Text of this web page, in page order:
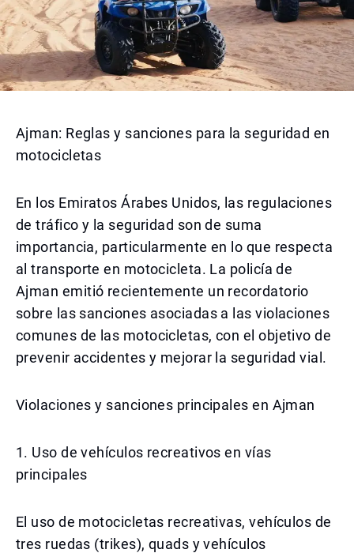
Ajman: Reglas y sanciones para la seguridad en
motocicletas
En los Emiratos Árabes Unidos, las regulaciones
de tráfico y la seguridad son de suma
importancia, particularmente en lo que respecta
al transporte en motocicleta. La policía de
Ajman emitió recientemente un recordatorio
sobre las sanciones asociadas a las violaciones
comunes de las motocicletas, con el objetivo de
prevenir accidentes y mejorar la seguridad vial.
Violaciones y sanciones principales en Ajman
1. Uso de vehículos recreativos en vías
principales
El uso de motocicletas recreativas, vehículos de
tres ruedas (trikes), quads y vehículos